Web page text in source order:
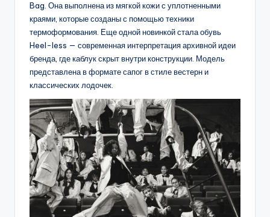
Bag. Она выполнена из мягкой кожи с уплотненными
краями, которые созданы с помощью техники
термоформования. Еще одной новинкой стала обувь
Heel-less — современная интерпретация архивной идеи
бренда, где каблук скрыт внутри конструкции. Модель
представлена в формате сапог в стиле вестерн и
классических лодочек.